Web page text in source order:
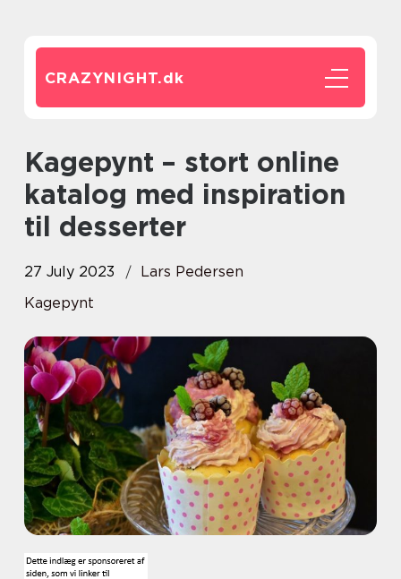
CRAZYNIGHT.dk
Kagepynt – stort online
katalog med inspiration
til desserter
27 July 2023
Lars Pedersen
Kagepynt